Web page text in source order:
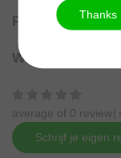
Wat onze
average of 0
Schrijf je eigen
Thanks